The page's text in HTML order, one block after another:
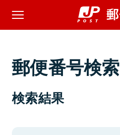
郵便番号検索
検索結果